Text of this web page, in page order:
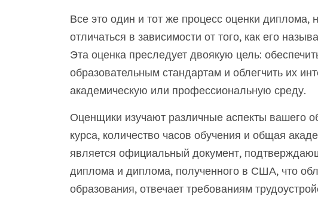
Все это один и тот же процесс оценки диплома,
отличаться в зависимости от того, как его
Эта оценка преследует двоякую цель:
образовательным стандартам и облегчить их
академическую или профессиональную среду.
Оценщики изучают различные аспекты вашего
курса, количество часов обучения и общая
является официальный документ,
диплома и диплома, полученного в США, что
образования, отвечает требованиям